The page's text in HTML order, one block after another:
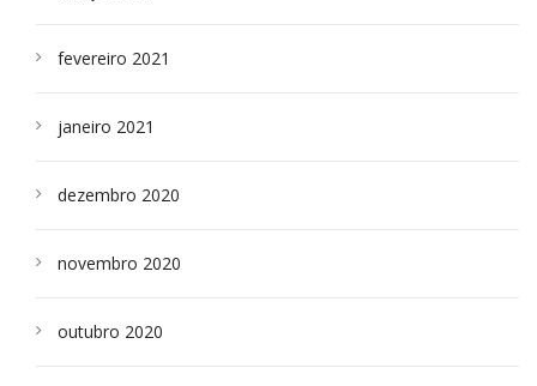
fevereiro 2021
janeiro 2021
dezembro 2020
novembro 2020
outubro 2020